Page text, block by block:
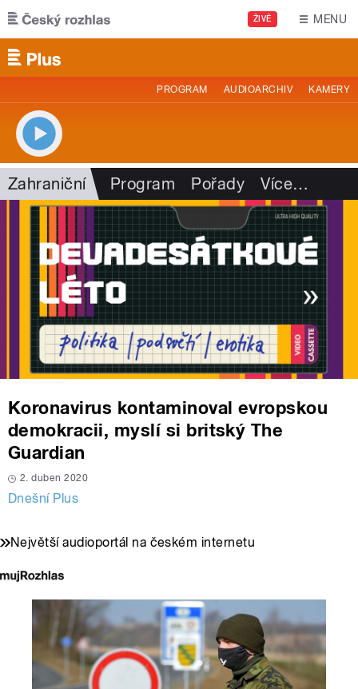
Přejít k hlavnímu obsahu
ŽIVĚ MENU
PROGRAM AUDIOARCHIV KAMERY
Zahraniční Program Pořady Více…
Koronavirus kontaminoval evropskou
demokracii, myslí si britský The
Guardian
2. duben 2020
Dnešní Plus
Největší audioportál na českém internetu